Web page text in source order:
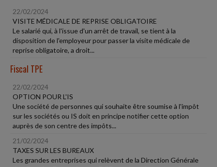
22/02/2024
VISITE MÉDICALE DE REPRISE OBLIGATOIRE
Le salarié qui, à l'issue d'un arrêt de travail, se tient à la
disposition de l'employeur pour passer la visite médicale de
reprise obligatoire, a droit...
Fiscal TPE
22/02/2024
OPTION POUR L'IS
Une société de personnes qui souhaite être soumise à l'impôt
sur les sociétés ou IS doit en principe notifier cette option
auprès de son centre des impôts...
21/02/2024
TAXES SUR LES BUREAUX
Les grandes entreprises qui relèvent de la Direction Générale